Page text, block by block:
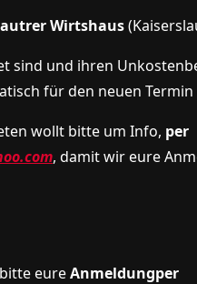
Wirtshaus
sind und ihren
für den neuen
wollt bitte um Info, per
, damit wir eure
eureAnmeldungper